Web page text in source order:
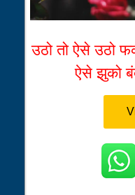
उठो तो ऐसे उठो
ऐसे झुको